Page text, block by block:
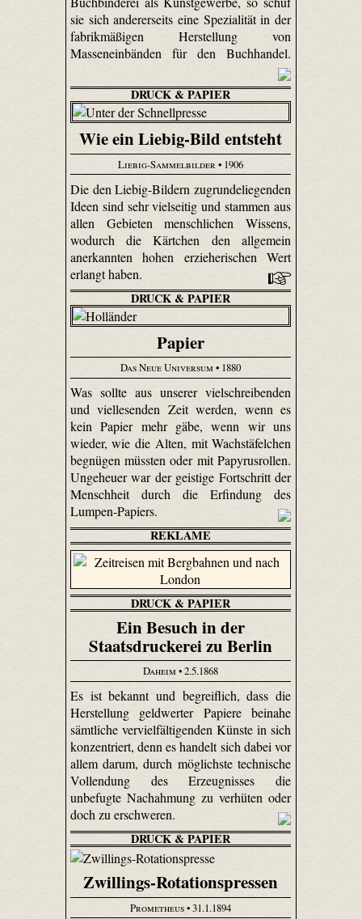
sie sich andererseits eine Spezialität in der
fabrikmäßigen Herstellung von
Masseneinbänden für den Buchhandel.
DRUCK & PAPIER
Wie ein Liebig-Bild entsteht
Liebig-Sammelbilder• 1906
Die den Liebig-Bildern zugrundeliegenden
Ideen sind sehr vielseitig und stammen aus
allen Gebieten menschlichen Wissens,
wodurch die Kärtchen den allgemein
anerkannten hohen erzieherischen Wert
erlangt haben.
DRUCK & PAPIER
Papier
Das Neue Universum • 1880
Was sollte aus unserer vielschreibenden
und viellesenden Zeit werden, wenn es
kein Papier mehr gäbe, wenn wir uns
wieder, wie die Alten, mit Wachstäfelchen
begnügen müssten oder mit Papyrusrollen.
Ungeheuer war der geistige Fortschritt der
Menschheit durch die Erfindung des
Lumpen-Papiers.
REKLAME
DRUCK & PAPIER
Ein Besuch in der
Staatsdruckerei zu Berlin
Daheim• 2.5.1868
Es ist bekannt und begreiflich, dass die
Herstellung geldwerter Papiere beinahe
sämtliche vervielfältigenden Künste in sich
konzentriert, denn es handelt sich dabei vor
allem darum, durch möglichste technische
Vollendung des Erzeugnisses die
unbefugte Nachahmung zu verhüten oder
doch zu erschweren.
DRUCK & PAPIER
Zwillings-Rotationspressen
Prometheus• 31.1.1894